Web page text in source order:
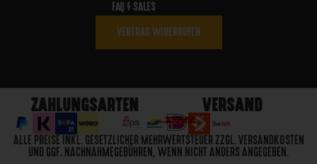
FAQ / SALES
VERTRAG WIDERRUFEN
ZAHLUNGSARTEN VERSAND
ALLE PREISE INKL. GESETZLICHER MEHRWERTSTEUER ZZGL. VERSANDKOSTEN
UND GGF. NACHNAHMEGEBÜHREN, WENN NICHT ANDERS ANGEGEBEN.